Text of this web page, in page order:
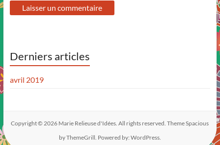
Derniers articles
avril 2019
Copyright © 2026 Marie Relieuse d'Idées. All rights reserved. ThemeSpacious
by ThemeGrill. Powered by: WordPress.